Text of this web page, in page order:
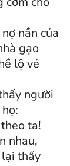
nần của
gạo
lộ vẻ
người
ta!
nhau,
thấy